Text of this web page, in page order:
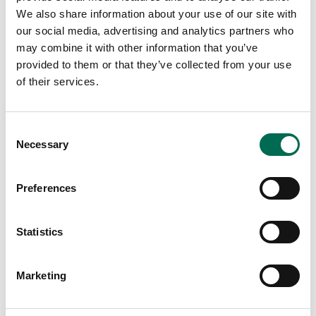
We also share information about your use of our site with
our social media, advertising and analytics partners who
may combine it with other information that you’ve
provided to them or that they’ve collected from your use
of their services.
Selection
Necessary
Preferences
Statistics
Marketing
Vi har ett enormt sortiment av färska produkter